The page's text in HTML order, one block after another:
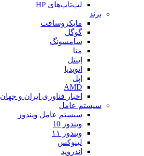
لپ‌تاپ‌های HP
برند
مایکروسافت
گوگل
سامسونگ
متا
اینتل
انویدیا
اپل
AMD
اخبار فناوری ایران و جهان
سیستم عامل
سیستم عامل ویندوز
ویندوز 10
ویندوز ۱۱
لینوکس
اندروید